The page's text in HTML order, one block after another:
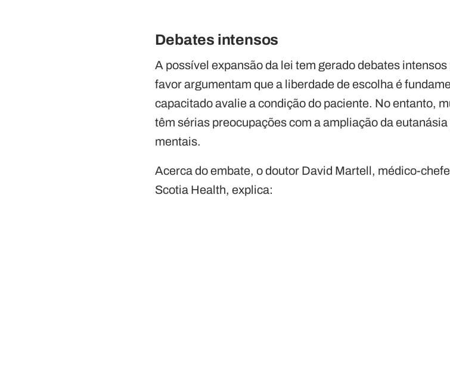
Debates intensos
A possível expansão da lei tem gerado debates
favor argumentam que a liberdade de escolha é
capacitado avalie a condição do paciente. No entanto,
têm sérias preocupações com a ampliação da
mentais.
Acerca do embate, o doutor David Martell, médico-
Scotia Health, explica: